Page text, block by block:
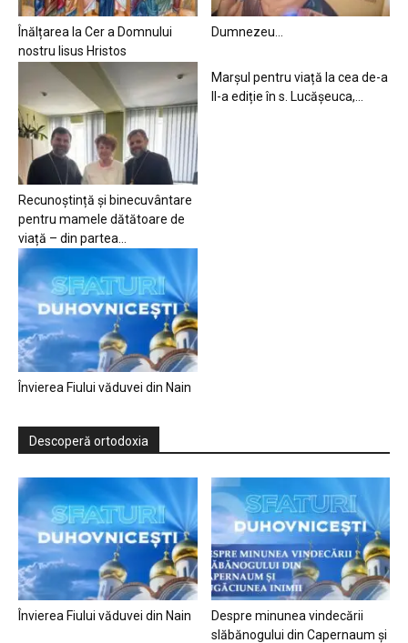
Înălțarea la Cer a Domnului
nostru Iisus Hristos
Dumnezeu…
Recunoștință și binecuvântare
pentru mamele dătătoare de
viață – din partea...
Marșul pentru viață la cea de-a
II-a ediție în s. Lucășeuca,...
Învierea Fiului văduvei din Nain
Descoperă ortodoxia
Învierea Fiului văduvei din Nain
Despre minunea vindecării
slăbănogului din Capernaum și